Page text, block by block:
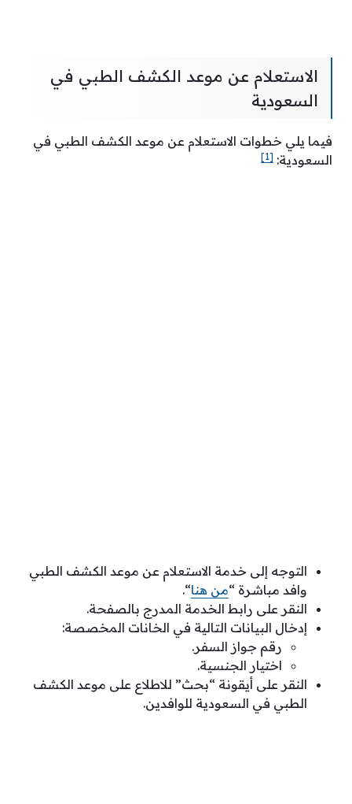
الاستعلام عن موعد الكشف الطبي في
السعودية
فيما يلي خطوات الاستعلام عن موعد الكشف الطبي في
السعودية: [1]
التوجه إلى خدمة الاستعلام عن موعد الكشف الطبي
وافد مباشرة “من هنا“.
النقر على رابط الخدمة المدرج بالصفحة.
إدخال البيانات التالية في الخانات المخصصة:
رقم جواز السفر.
اختيار الجنسية.
النقر على أيقونة “بحث” للاطلاع على موعد الكشف
الطبي في السعودية للوافدين.